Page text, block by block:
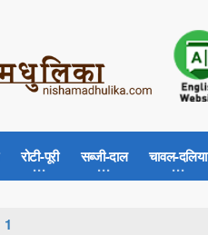
रोटी-पूरी सब्जी-दाल चावल-दलिया
1